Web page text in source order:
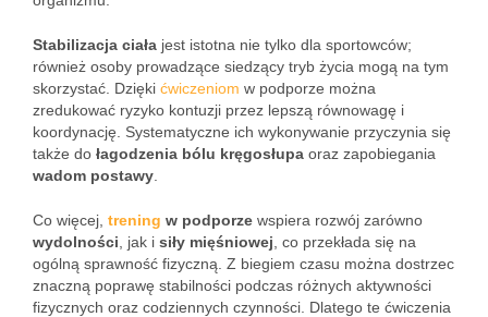
Stabilizacja ciała jest istotna nie tylko dla sportowców;
również osoby prowadzące siedzący tryb życia mogą na tym
skorzystać. Dzięki ćwiczeniom w podporze można
zredukować ryzyko kontuzji przez lepszą równowagę i
koordynację. Systematyczne ich wykonywanie przyczynia się
także do łagodzenia bólu kręgosłupa oraz zapobiegania
wadom postawy
Co więcej, trening w podporze wspiera rozwój zarówno
wydolności , jak i siły mięśniowej , co przekłada się na
ogólną sprawność fizyczną. Z biegiem czasu można dostrzec
znaczną poprawę stabilności podczas różnych aktywności
fizycznych oraz codziennych czynności. Dlatego te ćwiczenia